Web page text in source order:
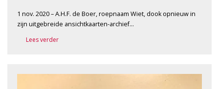
1 nov. 2020 – A.H.F. de Boer, roepnaam Wiet, dook opnieuw in
zijn uitgebreide ansichtkaarten-archief…
Lees verder